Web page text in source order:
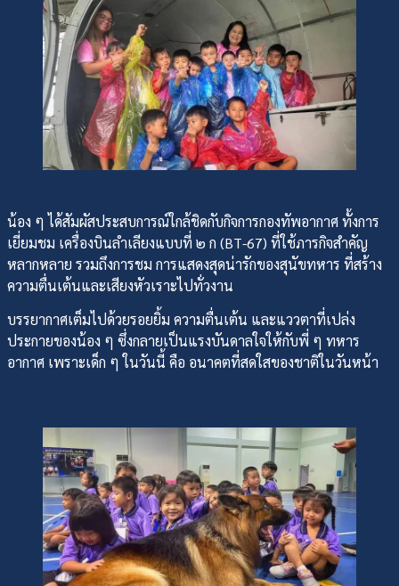
น้อง ๆ ได้สัมผัสประสบการณ์ใกล้ชิดกับกิจการกองทัพอากาศ ทั้งการ
เยี่ยมชม เครื่องบินลำเลียงแบบที่ ๒ ก (BT-67) ที่ใช้ภารกิจสำคัญ
หลากหลาย รวมถึงการชม การแสดงสุดน่ารักของสุนัขทหาร ที่สร้าง
ความตื่นเต้นและเสียงหัวเราะไปทั่วงาน
บรรยากาศเต็มไปด้วยรอยยิ้ม ความตื่นเต้น และแววตาที่เปล่ง
ประกายของน้อง ๆ ซึ่งกลายเป็นแรงบันดาลใจให้กับพี่ ๆ ทหาร
อากาศ เพราะเด็ก ๆ ในวันนี้ คือ อนาคตที่สดใสของชาติในวันหน้า